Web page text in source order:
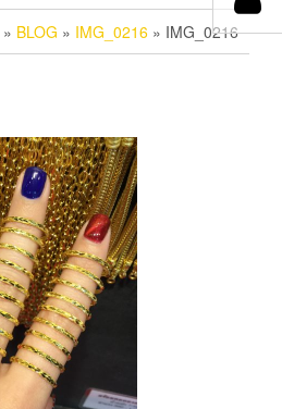
» BLOG » IMG_0216 » IMG_0216